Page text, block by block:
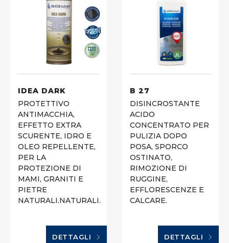
IDEA DARK
PROTETTIVO
ANTIMACCHIA,
EFFETTO EXTRA
SCURENTE, IDRO E
OLEO REPELLENTE,
PER LA
PROTEZIONE DI
MAMI, GRANITI E
PIETRE
NATURALI.NATURALI.
DETTAGLI
B 27
DISINCROSTANTE
ACIDO
CONCENTRATO PER
PULIZIA DOPO
POSA, SPORCO
OSTINATO,
RIMOZIONE DI
RUGGINE,
EFFLORESCENZE E
CALCARE.
DETTAGLI